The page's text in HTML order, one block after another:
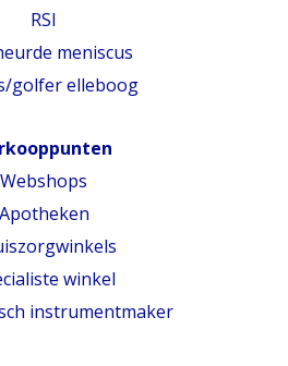
RSI
meniscus
golfer elleboog
Webshops
Apotheken
winkel
instrumentmaker